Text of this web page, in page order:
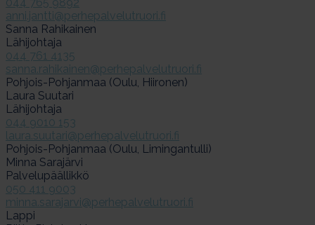
anni.jantti@perhepalvelutruori.fi
Sanna Rahikainen
Lähijohtaja
044 761 4135
sanna.rahikainen@perhepalvelutruori.fi
Pohjois-Pohjanmaa (Oulu, Hiironen)
Laura Suutari
Lähijohtaja
044 9010 153
laura.suutari@perhepalvelutruori.fi
Pohjois-Pohjanmaa (Oulu, Limingantulli)
Minna Sarajärvi
Palvelupäällikkö
050 411 9003
minna.sarajarvi@perhepalvelutruori.fi
Lappi